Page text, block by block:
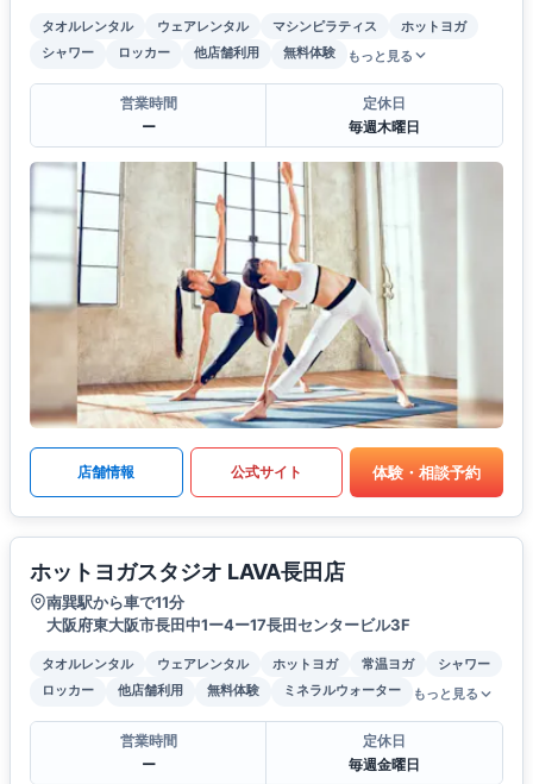
タオルレンタル ウェアレンタル マシンピラティス
ホットヨガ
シャワー
ロッカー 他店舗利用 無料体験 もっと見る
営業時間
ー
定休日
毎週木曜日
店舗情報 公式サイト 体験・相談予約
ホットヨガスタジオ LAVA長田店
南巽駅から車で11分
大阪府東大阪市長田中1ー4ー17長田センタービル3F
タオルレンタル ウェアレンタル ホットヨガ 常温ヨガ
シャワー
ロッカー
他店舗利用 無料体験 ミネラルウォーター もっと見る
営業時間
ー
定休日
毎週金曜日